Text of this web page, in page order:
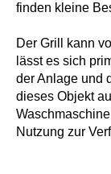
finden kleine
Der Grill kann
lässt es sich
der Anlage und
dieses Objekt
Nutzung zur